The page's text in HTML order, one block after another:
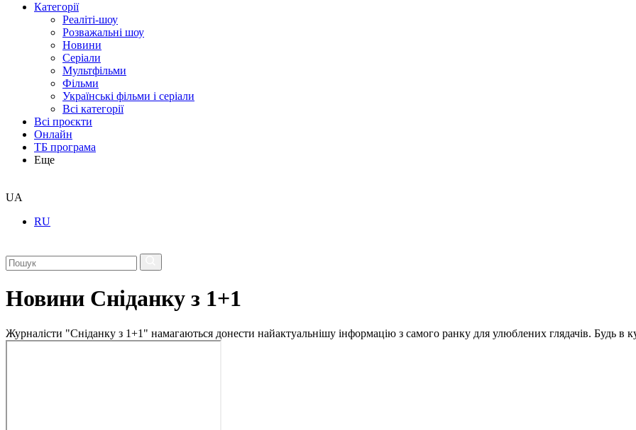
Категорії
Реаліті-шоу
Розважальні шоу
Новини
Серіали
Мультфільми
Фільми
Українські фільми і серіали
Всі категорії
Всі проєкти
Онлайн
ТБ програма
Еще
UA
RU
Новини Сніданку з 1+1
Журналісти "Сніданку з 1+1" намагаються донести найактуальнішу інформацію з самого ранку для улюблених глядачів. Будь в